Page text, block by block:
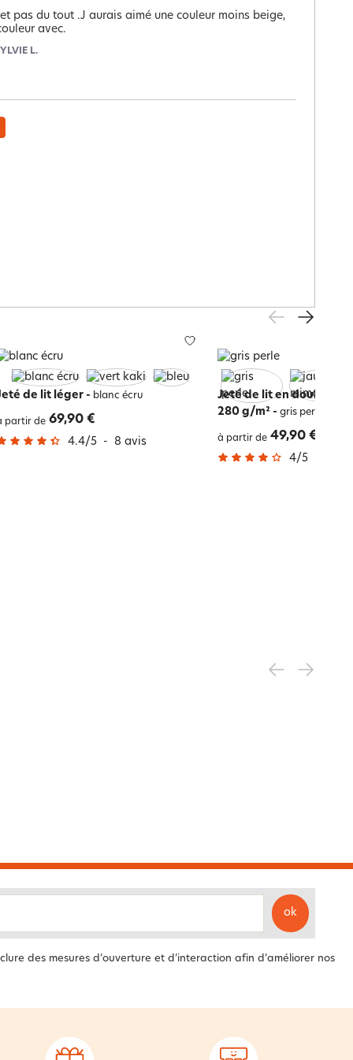
pas du tout .J aurais aimé une couleur moins beige,
avec.
L.
de lit léger- blanc écru
partir de 69,90 €
4.4/5 - 8 avis
Jeté de lit en double
280 g/m²- gris perle
à partir de 49,90 €
4/5
ok
des mesures d’ouverture et d’interaction afin d’améliorer nos